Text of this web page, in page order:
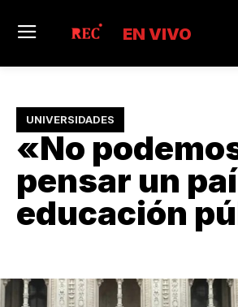
EN VIVO
UNIVERSIDADES
«No
pensar un
educación